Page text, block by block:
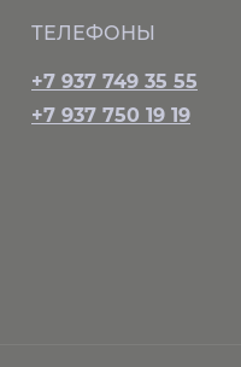
ТЕЛЕФОНЫ
+7 937 749 35 55
+7 937 750 19 19